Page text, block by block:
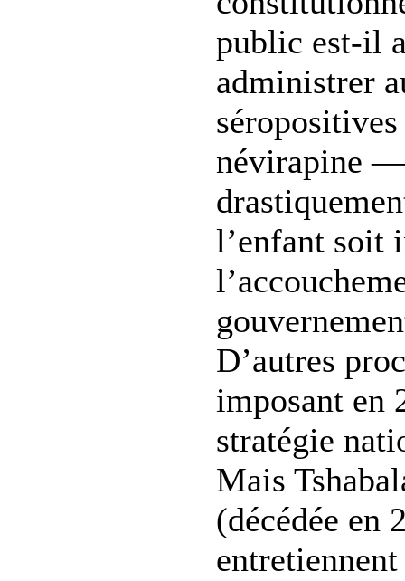
public est-il
administrer
névirapine
l’enfant soit
D’autres
imposant en
stratégie
Mais
(décédée en